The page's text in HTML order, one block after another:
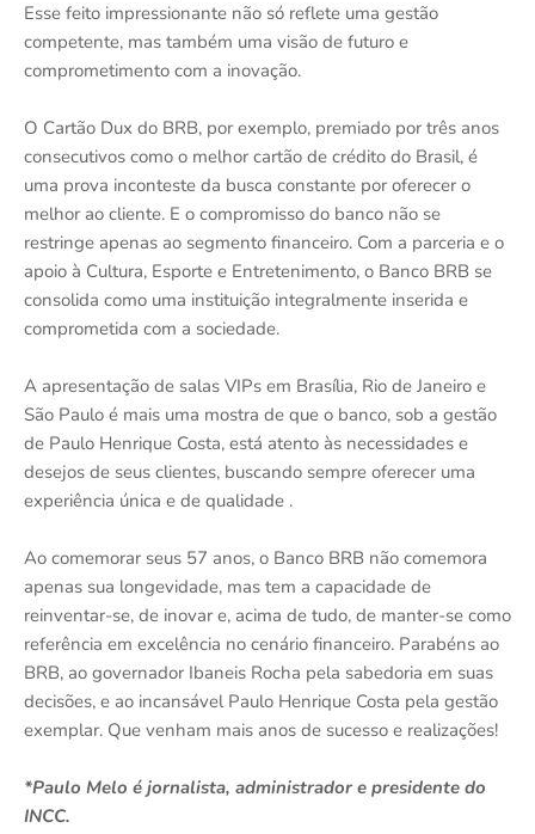
Esse feito impressionante não só reflete uma gestão
competente, mas também uma visão de futuro e
comprometimento com a inovação.
O Cartão Dux do BRB, por exemplo, premiado por três anos
consecutivos como o melhor cartão de crédito do Brasil, é
uma prova inconteste da busca constante por oferecer o
melhor ao cliente. E o compromisso do banco não se
restringe apenas ao segmento financeiro. Com a parceria e o
apoio à Cultura, Esporte e Entretenimento, o Banco BRB se
consolida como uma instituição integralmente inserida e
comprometida com a sociedade.
A apresentação de salas VIPs em Brasília, Rio de Janeiro e
São Paulo é mais uma mostra de que o banco, sob a gestão
de Paulo Henrique Costa, está atento às necessidades e
desejos de seus clientes, buscando sempre oferecer uma
experiência única e de qualidade .
Ao comemorar seus 57 anos, o Banco BRB não comemora
apenas sua longevidade, mas tem a capacidade de
reinventar-se, de inovar e, acima de tudo, de manter-se como
referência em excelência no cenário financeiro. Parabéns ao
BRB, ao governador Ibaneis Rocha pela sabedoria em suas
decisões, e ao incansável Paulo Henrique Costa pela gestão
exemplar. Que venham mais anos de sucesso e realizações!
*Paulo Melo é jornalista, administrador e presidente do
INCC.